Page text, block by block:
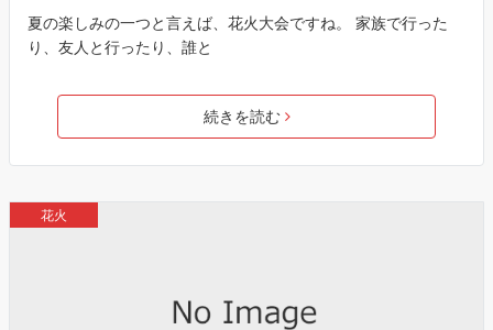
夏の楽しみの一つと言えば、花火大会ですね。 家族で行った
り、友人と行ったり、誰と
続きを読む
花火